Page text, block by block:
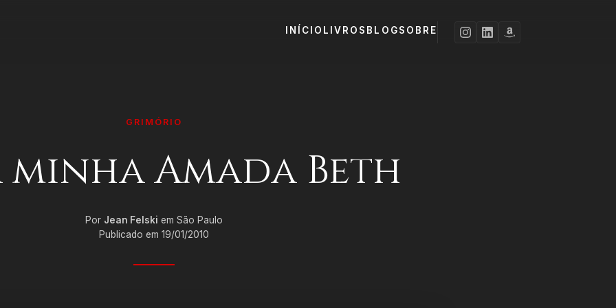
INÍCIO LIVROS BLOGSOBRE
GRIMÓRIO
minha Amada Beth
Por Jean Felski em São Paulo
Publicado em 19/01/2010